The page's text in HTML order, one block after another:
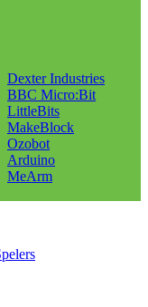
Dexter Industries
BBC Micro:Bit
LittleBits
MakeBlock
Ozobot
Arduino
MeArm